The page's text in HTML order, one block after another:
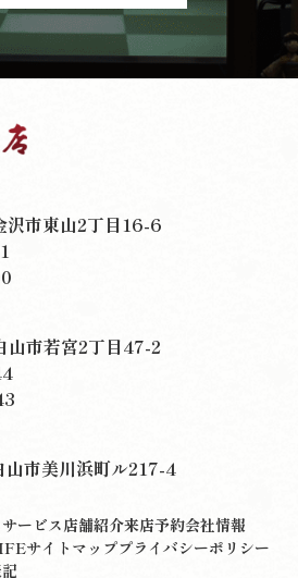
市東山2丁目16-6
市若宮2丁目47-2
市美川浜町ル217-4
ービス店舗紹介来店予約会社情報
サイトマッププライバシーポリシー